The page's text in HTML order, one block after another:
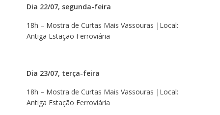
Dia 22/07, segunda-feira
18h – Mostra de Curtas Mais Vassouras |Local:
Antiga Estação Ferroviária
Dia 23/07, terça-feira
18h – Mostra de Curtas Mais Vassouras |Local:
Antiga Estação Ferroviária